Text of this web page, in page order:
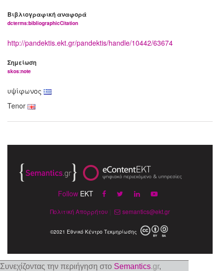
Συνεχίζοντας την περιήγηση στο Semantics.gr,
Βιβλιογραφική αναφορά
dcterms:bibliographicCitation
http://pandektis.ekt.gr/pandektis/handle/10442/63674
Σημείωση
skos:note
υψίφωνος
Tenor
Follow EKT
Πολιτική Απορρήτου semantics@ekt.gr
©2021 Εθνικό Κέντρο Τεκμηρίωσης